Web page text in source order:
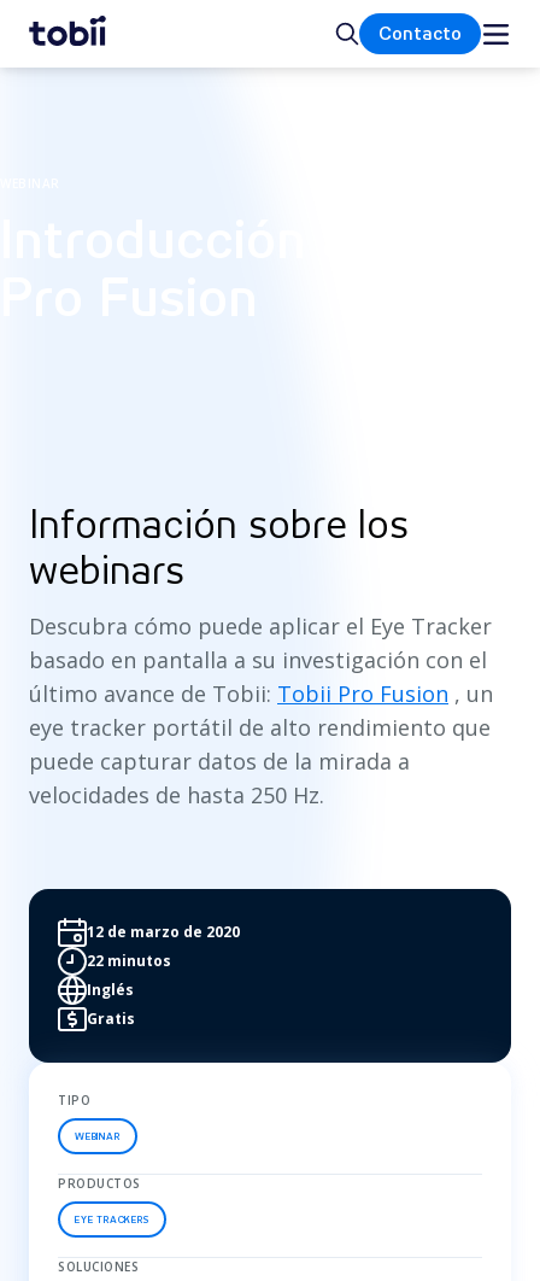
Inicio BuscarContacto
Información sobre los
webinars
Descubra cómo puede aplicar el Eye Tracker
basado en pantalla a su investigación con el
último avance de Tobii: Tobii Pro Fusion , un
eye tracker portátil de alto rendimiento que
puede capturar datos de la mirada a
velocidades de hasta 250 Hz.
12 de marzo de 2020
22 minutos
Inglés
Gratis
TIPO
WEBINAR
PRODUCTOS
EYE TRACKERS
SOLUCIONES